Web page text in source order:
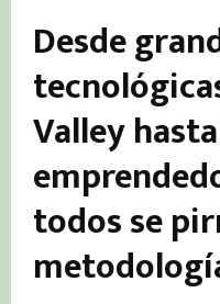
Desde
Valley hasta
todos se